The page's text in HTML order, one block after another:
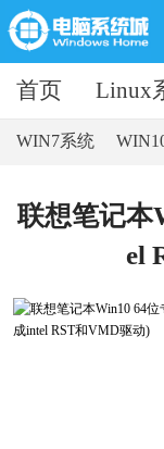
首页 Linux
WIN7系统
联想笔记本
el